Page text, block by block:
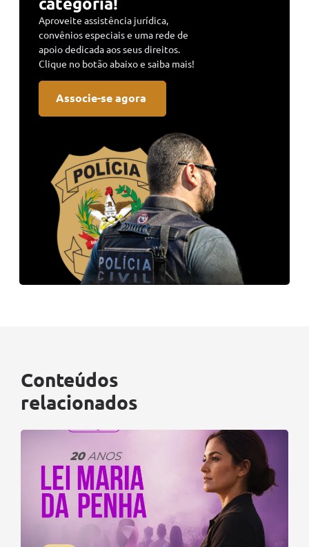
Aproveite assistência jurídica,
convênios especiais e uma rede de
apoio dedicada aos seus direitos.
Clique no botão abaixo e saiba mais!
Associe-se agora
Conteúdos
relacionados